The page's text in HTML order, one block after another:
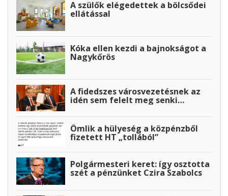
A szülők elégedettek a bölcsődei
ellátással
Kóka ellen kezdi a bajnokságot a
Nagykőrös
A fidedszes városvezetésnek az
idén sem felelt meg senki…
Ömlik a hülyeség a közpénzből
fizetett HT „tollából”
Polgármesteri keret: így osztotta
szét a pénzünket Czira Szabolcs